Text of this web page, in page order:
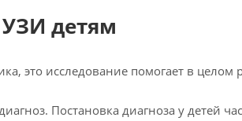
детям
это исследование помогает в целом
Постановка диагноза у детей